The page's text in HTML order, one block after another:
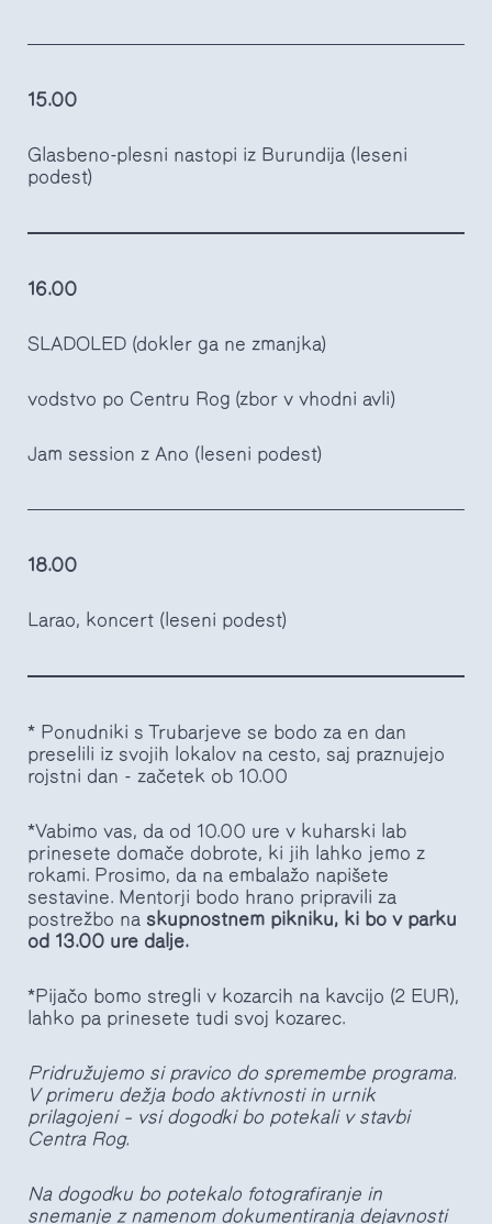
15.00
Glasbeno-plesni nastopi iz Burundija (leseni
podest)
16.00
SLADOLED (dokler ga ne zmanjka)
vodstvo po Centru Rog (zbor v vhodni avli)
Jam session z Ano (leseni podest)
18.00
Larao, koncert (leseni podest)
* Ponudniki s Trubarjeve se bodo za en dan
preselili iz svojih lokalov na cesto, saj praznujejo
rojstni dan - začetek ob 10.00
*Vabimo vas, da od 10.00 ure v kuharski lab
prinesete domače dobrote, ki jih lahko jemo z
rokami. Prosimo, da na embalažo napišete
sestavine. Mentorji bodo hrano pripravili za
postrežbo na skupnostnem pikniku, ki bo v parku
od 13.00 ure dalje.
*Pijačo bomo stregli v kozarcih na kavcijo (2 EUR),
lahko pa prinesete tudi svoj kozarec.
Pridružujemo si pravico do spremembe programa.
V primeru dežja bodo aktivnosti in urnik
prilagojeni – vsi dogodki bo potekali v stavbi
Centra Rog.
Na dogodku bo potekalo fotografiranje in
snemanje z namenom dokumentiranja dejavnosti